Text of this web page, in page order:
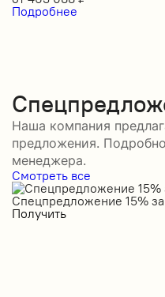
Подробнее
Наша компания
предложения.
менеджера.
Смотреть все
Спецпредложение 15%
Получить